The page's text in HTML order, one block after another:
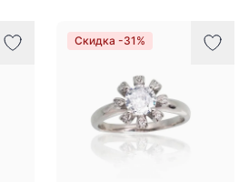
Скидка -31%